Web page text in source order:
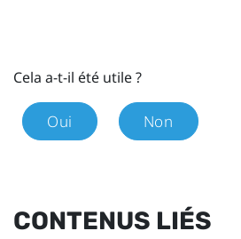
Cela a-t-il été utile ?
Oui Non
CONTENUS LIÉS